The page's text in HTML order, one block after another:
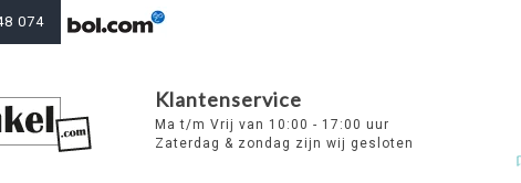
074
Klantenservice
Ma t/m Vrij van 10:00 - 17:00 uur
Zaterdag & zondag zijn wij gesloten